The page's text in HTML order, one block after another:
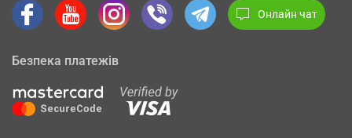
Онлайн чат
Безпека платежів